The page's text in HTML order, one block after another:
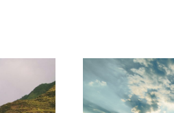
Odtwarzacz
plików
dźwiękowych